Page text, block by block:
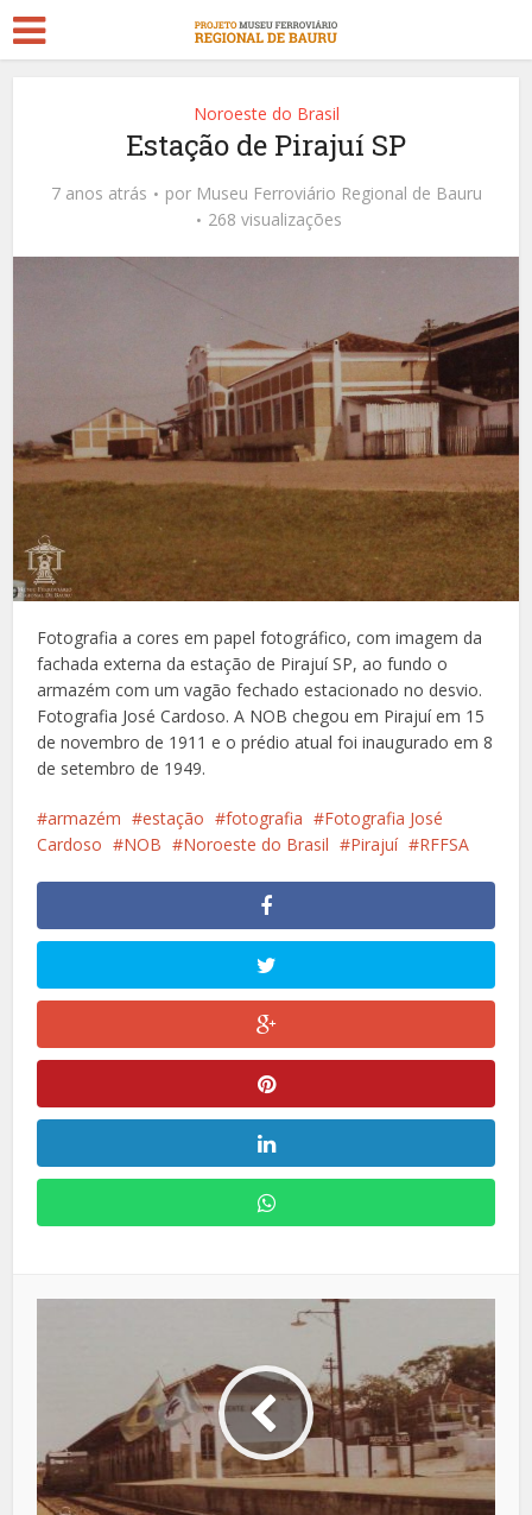
Noroeste do Brasil
Estação de Pirajuí SP
7 anos atrás por Museu Ferroviário Regional de Bauru
268 visualizações
Fotografia a cores em papel fotográfico, com imagem da
fachada externa da estação de Pirajuí SP, ao fundo o
armazém com um vagão fechado estacionado no desvio.
Fotografia José Cardoso. A NOB chegou em Pirajuí em 15
de novembro de 1911 e o prédio atual foi inaugurado em 8
de setembro de 1949.
armazém estação fotografia
Fotografia José
Cardoso
NOB Noroeste do Brasil Pirajuí RFFSA